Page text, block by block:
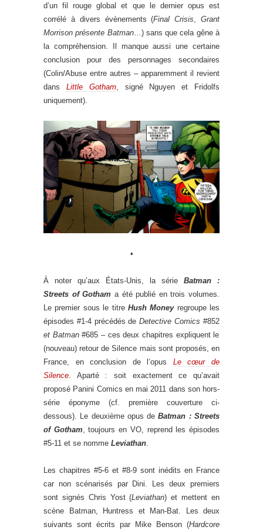
d’un fil rouge global et que le dernier opus est
corrélé à divers évènements (Final Crisis ,Grant
Morrison présente Batman…) sans que cela gêne à
la compréhension. Il manque aussi une certaine
conclusion pour des personnages secondaires
(Colin/Abuse entre autres – apparemment il revient
dans Little Gotham, signé Nguyen et Fridolfs
uniquement).
•
À noter qu’aux États-Unis, la série Batman :
Streets of Gotham a été publié en trois volumes.
Le premier sous le titre Hush Moneyregroupe les
épisodes #1-4 précédés deDetective Comics #852
et Batman#685 – ces deux chapitres expliquent le
(nouveau) retour de Silence mais sont proposés, en
France, en conclusion de l’opus Le cœur de
Silence. Aparté : soit exactement ce qu’avait
proposé Panini Comics en mai 2011 dans son hors-
série éponyme (cf. première couverture ci-
dessous). Le deuxième opus deBatman : Streets
of Gotham, toujours en VO, reprend les épisodes
#5-11 et se nomme Leviathan.
Les chapitres #5-6 et #8-9 sont inédits en France
car non scénarisés par Dini. Les deux premiers
sont signés Chris Yost (Leviathan) et mettent en
scène Batman, Huntress et Man-Bat. Les deux
suivants sont écrits par Mike Benson (Hardcore